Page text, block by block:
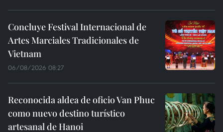
Concluye Festival Internacional de
Artes Marciales Tradicionales de
Vietnam
06/08/2026 08:27
Reconocida aldea de oficio Van Phuc
como nuevo destino turístico
artesanal de Hanoi